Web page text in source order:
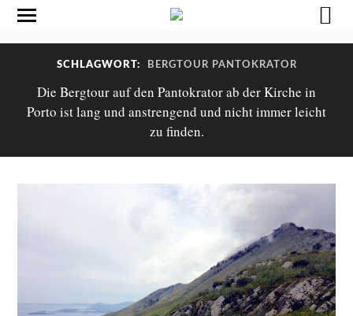
SCHLAGWORT: BERGTOUR PANTOKRATOR
Die Bergtour auf den Pantokrator ab der Kirche in
Porto ist lang und anstrengend und nicht immer leicht
zu finden.